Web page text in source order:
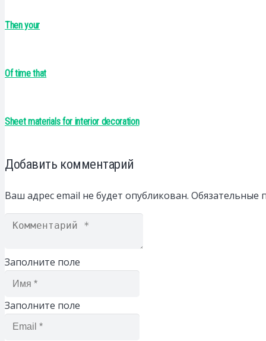
Then your
Of time that
Sheet materials for interior decoration
Добавить комментарий
Ваш адрес email не будет опубликован. Обязательные
Заполните поле
Заполните поле